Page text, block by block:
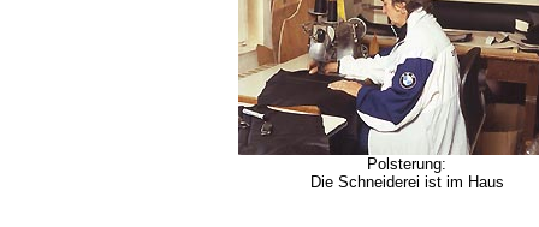
Polsterung:
Die Schneiderei ist im Haus